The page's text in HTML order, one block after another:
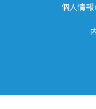
個人情